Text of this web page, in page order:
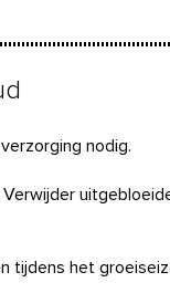
nodig.
Verwijder
tijdens het